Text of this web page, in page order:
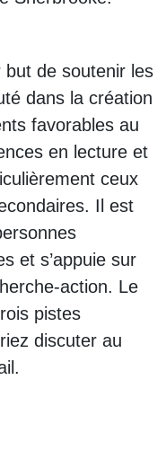
de soutenir les
dans la création
favorables au
en lecture et
ceux
Il est
et s’appuie sur
action. Le
pistes
discuter au